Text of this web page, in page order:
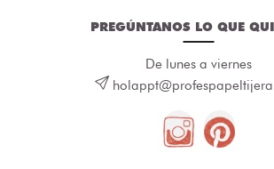
PREGÚNTANOS LO QUE
De lunes a viernes